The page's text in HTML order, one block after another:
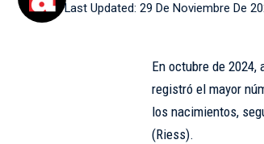
Last Updated: 29 De Noviembre De
En octubre de
registró el mayor
los nacimientos,
(Riess).